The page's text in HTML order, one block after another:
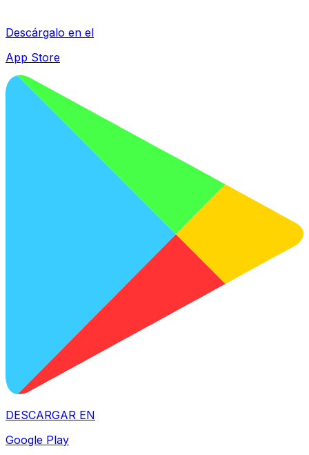
Descárgalo en el
App Store
DESCARGAR EN
Google Play